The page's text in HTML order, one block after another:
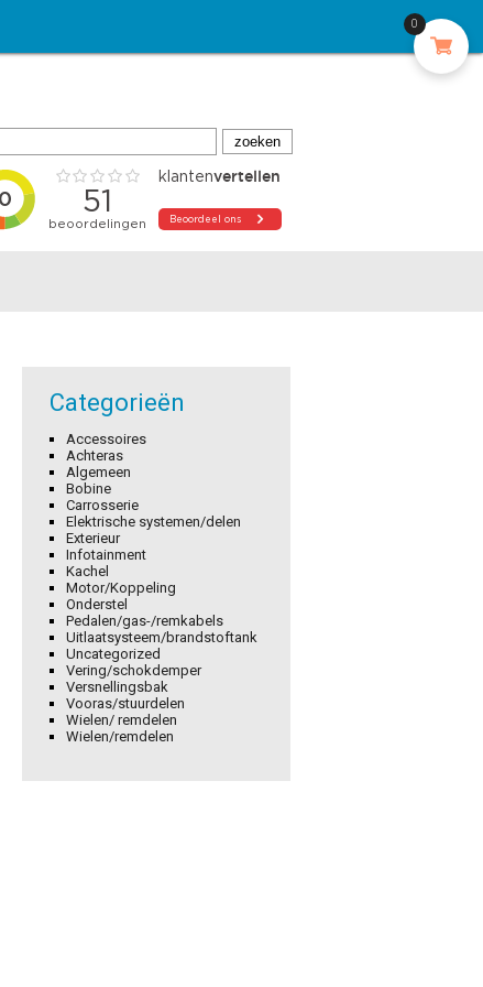
Categorieën
Accessoires
Achteras
Algemeen
Bobine
Carrosserie
Elektrische systemen/delen
Exterieur
Infotainment
Kachel
Motor/Koppeling
Onderstel
Pedalen/gas-/remkabels
Uitlaatsysteem/brandstoftank
Uncategorized
Vering/schokdemper
Versnellingsbak
Vooras/stuurdelen
Wielen/ remdelen
Wielen/remdelen
0